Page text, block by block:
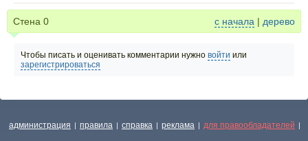
Стена 0 с начала | дерево
Чтобы писать и оценивать комментарии нужно войти или
зарегистрироваться
администрация | правила | справка | реклама | для правообладателей |